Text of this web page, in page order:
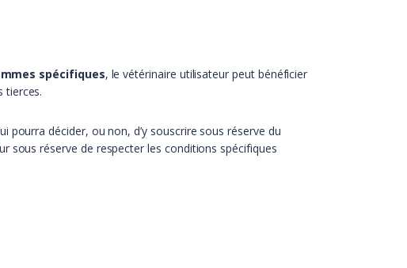
spécifiques, le vétérinaire utilisateur peut bénéficier
tierces.
pourra décider, ou non, d’y souscrire sous réserve du
sous réserve de respecter les conditions spécifiques